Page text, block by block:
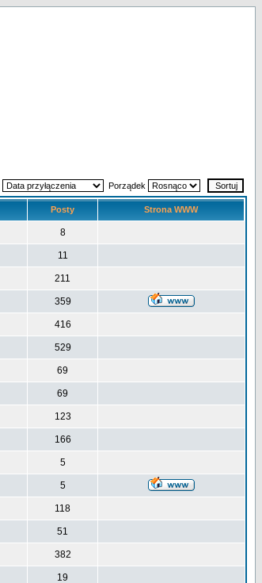
Porządek
Posty Strona WWW
8
11
211
359
416
529
69
69
123
166
5
5
118
51
382
19